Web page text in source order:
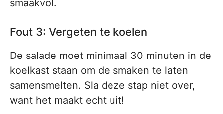
smaakvol.
Fout 3: Vergeten te koelen
De salade moet minimaal 30 minuten in de
koelkast staan om de smaken te laten
samensmelten. Sla deze stap niet over,
want het maakt echt uit!